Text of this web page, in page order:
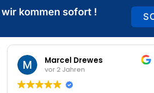
kommen sofort !
Marcel Drewes
vor 2 Jahren